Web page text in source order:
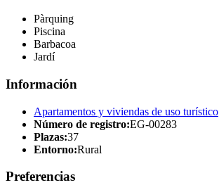
Pàrquing
Piscina
Barbacoa
Jardí
Información
Apartamentos y viviendas de uso turístico
Número de registro:EG-00283
Plazas:37
Entorno:Rural
Preferencias